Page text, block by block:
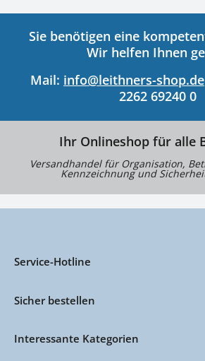
Sie benötigen eine
Wir helfen Ihnen
Mail: info@leithners-shop.de
2262 69240 0
Ihr Onlineshop für alle
Versandhandel für Organisation,
Kennzeichnung und
Service-Hotline
Sicher bestellen
Interessante Kategorien